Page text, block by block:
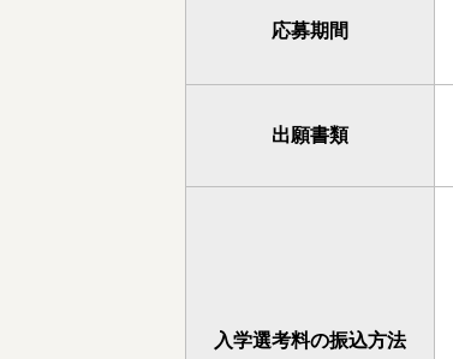
応募期間
出願書類
入学選考料の振込方法